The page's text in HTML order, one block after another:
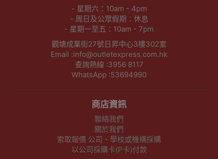
- 星期六：10am - 4pm
- 周日及公眾假期：休息
- 星期一至五：10am - 7pm
觀塘成業街27號日昇中心3樓302室
Email :info@outletexpress.com.hk
查詢熱線 :3956 8117
WhatsApp :53694990
商店資訊
聯絡我們
關於我們
索取報價 公司、學校或機構採購
以公司採購卡(P卡)付款